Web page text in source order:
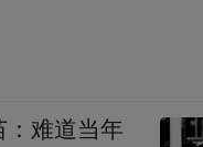
：难道当年